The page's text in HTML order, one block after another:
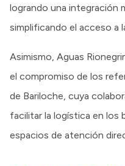
logrando una integración
simplificando el acceso a
Asimismo, Aguas
el compromiso de los
de Bariloche, cuya
facilitar la logística en los
espacios de atención